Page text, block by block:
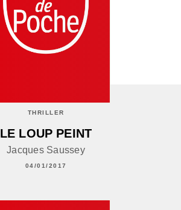
THRILLER
LE LOUP PEINT
Jacques Saussey
04/01/2017